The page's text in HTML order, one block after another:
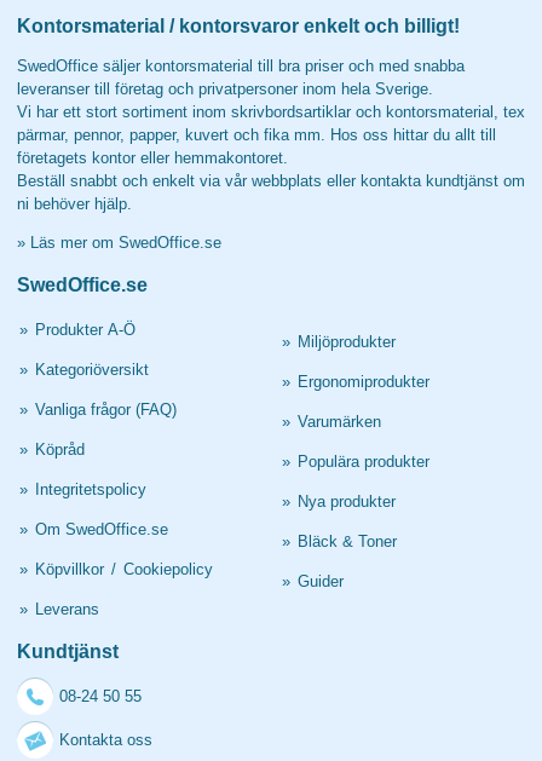
Kontorsmaterial / kontorsvaror enkelt och billigt!
SwedOffice säljer kontorsmaterial till bra priser och med snabba
leveranser till företag och privatpersoner inom hela Sverige.
Vi har ett stort sortiment inom skrivbordsartiklar och kontorsmaterial, tex
pärmar, pennor, papper, kuvert och fika mm. Hos oss hittar du allt till
företagets kontor eller hemmakontoret.
Beställ snabbt och enkelt via vår webbplats eller kontakta kundtjänst om
ni behöver hjälp.
» Läs mer om SwedOffice.se
SwedOffice.se
» Produkter A-Ö
» Kategoriöversikt
» Vanliga frågor (FAQ)
» Köpråd
» Integritetspolicy
» Om SwedOffice.se
» Köpvillkor / Cookiepolicy
» Leverans
» Miljöprodukter
» Ergonomiprodukter
» Varumärken
» Populära produkter
» Nya produkter
» Bläck & Toner
» Guider
Kundtjänst
08-24 50 55
Kontakta oss